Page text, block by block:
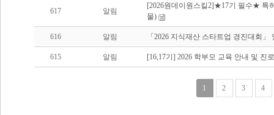
617 알림
[2026원데이원스킬2]★17기 필수★ 특
물)
616 알림 「2026 지식재산 스타트업 경진대회」
615 알림 [16,17기] 2026 학부모 교육 안내 및 진
1 2 3 4